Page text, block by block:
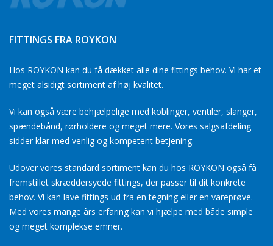
FITTINGS FRA ROYKON
Hos ROYKON kan du få dækket alle dine fittings behov. Vi har et
meget alsidigt sortiment af høj kvalitet.
Vi kan også være behjælpelige med koblinger, ventiler, slanger,
spændebånd, rørholdere og meget mere. Vores salgsafdeling
sidder klar med venlig og kompetent betjening.
Udover vores standard sortiment kan du hos ROYKON også få
fremstillet skræddersyede fittings, der passer til dit konkrete
behov. Vi kan lave fittings ud fra en tegning eller en vareprøve.
Med vores mange års erfaring kan vi hjælpe med både simple
og meget komplekse emner.